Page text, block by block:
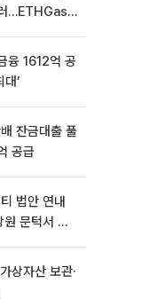
…ETHGas
융 1612억 공
’
잔금대출 풀
공급
법안 연내
문턱서 제
상자산 보관·